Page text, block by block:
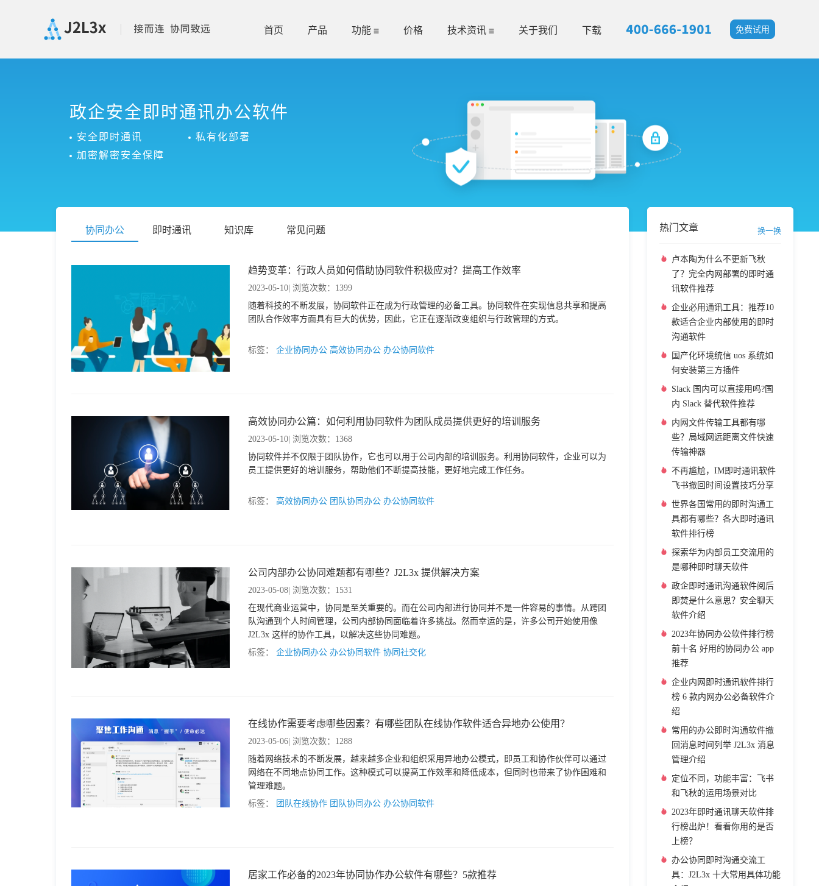
首页 产品 功能 价格 技术资讯 关于我们 下载 免费试用
政企安全即时通讯办公软件
安全即时通讯
私有化部署
加密解密安全保障
协同办公 即时通讯 知识库 常见问题
趋势变革：行政人员如何借助协同软件积极应对？提高工作效率
2023-05-10 | 浏览次数：1399
随着科技的不断发展，协同软件正在成为行政管理的必备工具。协同软件在实现信息共享和提高
团队合作效率方面具有巨大的优势，因此，它正在逐渐改变组织与行政管理的方式。
标签： 企业协同办公 高效协同办公 办公协同软件
高效协同办公篇：如何利用协同软件为团队成员提供更好的培训服务
2023-05-10 | 浏览次数：1368
协同软件并不仅限于团队协作，它也可以用于公司内部的培训服务。利用协同软件，企业可以为
员工提供更好的培训服务，帮助他们不断提高技能，更好地完成工作任务。
标签： 高效协同办公 团队协同办公 办公协同软件
公司内部办公协同难题都有哪些？J2L3x 提供解决方案
2023-05-08 | 浏览次数：1531
在现代商业运营中，协同是至关重要的。而在公司内部进行协同并不是一件容易的事情。从跨团
队沟通到个人时间管理，公司内部协同面临着许多挑战。然而幸运的是，许多公司开始使用像
J2L3x 这样的协作工具，以解决这些协同难题。
标签：
企业协同办公 办公协同软件 协同社交化
在线协作需要考虑哪些因素？有哪些团队在线协作软件适合异地办公使用？
2023-05-06 | 浏览次数：1288
随着网络技术的不断发展，越来越多企业和组织采用异地办公模式，即员工和协作伙伴可以通过
网络在不同地点协同工作。这种模式可以提高工作效率和降低成本，但同时也带来了协作困难和
管理难题。
标签：
团队在线协作 团队协同办公 办公协同软件
居家工作必备的2023年协同协作办公软件有哪些？5款推荐
热门文章 换一换
卢本陶为什么不更新飞秋
了？完全内网部署的即时通
讯软件推荐
企业必用通讯工具：推荐10
款适合企业内部使用的即时
沟通软件
国产化环境统信 uos 系统如
何安装第三方插件
Slack 国内可以直接用吗?国
内 Slack 替代软件推荐
内网文件传输工具都有哪
些？局域网远距离文件快速
传输神器
不再尴尬，IM即时通讯软件
飞书撤回时间设置技巧分享
世界各国常用的即时沟通工
具都有哪些？各大即时通讯
软件排行榜
探索华为内部员工交流用的
是哪种即时聊天软件
政企即时通讯沟通软件阅后
即焚是什么意思？安全聊天
软件介绍
2023年协同办公软件排行榜
前十名 好用的协同办公 app
推荐
企业内网即时通讯软件排行
榜 6 款内网办公必备软件介
绍
常用的办公即时沟通软件撤
回消息时间列举 J2L3x 消息
管理介绍
定位不同，功能丰富：飞书
和飞秋的运用场景对比
2023年即时通讯聊天软件排
行榜出炉！看看你用的是否
上榜？
办公协同即时沟通交流工
具：J2L3x 十大常用具体功能